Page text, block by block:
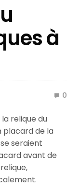
à
0
relique du
placard de la
seraient
avant de